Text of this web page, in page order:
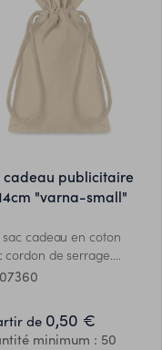
"varna-small"
sac cadeau en coton
cordon de serrage.
14 x 22cm. Grammage:
/ m².
de 0,50 €
minimum : 50